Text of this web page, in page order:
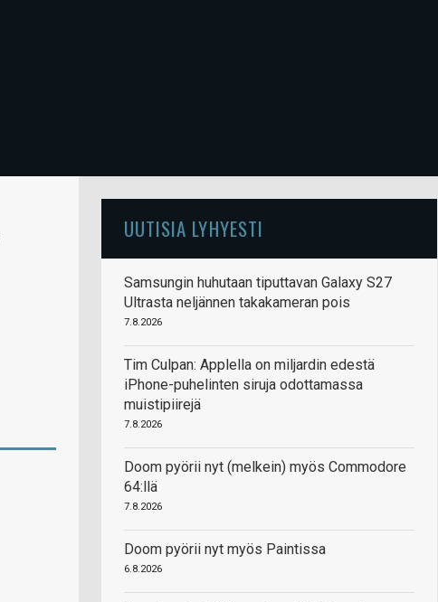
UUTISIA LYHYESTI
Samsungin huhutaan tiputtavan Galaxy S27
Ultrasta neljännen takakameran pois
7.8.2026
Tim Culpan: Applella on miljardin edestä
iPhone-puhelinten siruja odottamassa
muistipiirejä
7.8.2026
Doom pyörii nyt (melkein) myös Commodore
64:llä
7.8.2026
Doom pyörii nyt myös Paintissa
6.8.2026